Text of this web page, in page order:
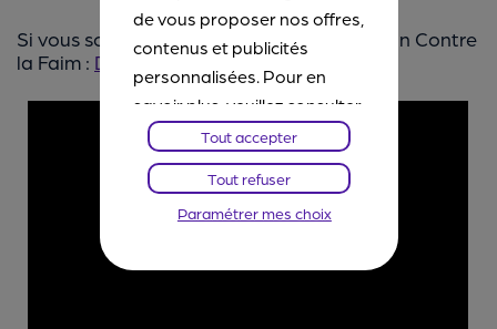
Si vous souhaitez vous aussi soutenir Action Contre
la Faim : Dons pour Action contre la Faim
de vous proposer nos offres,
contenus et publicités
personnalisées. Pour en
savoir plus, veuillez consulter
notre
Chartes Cookies
. Vous
pourrez à tout moment
paramétrer vos choix et
refuser certains cookies.
Tout accepter
Tout refuser
Paramétrer mes choix